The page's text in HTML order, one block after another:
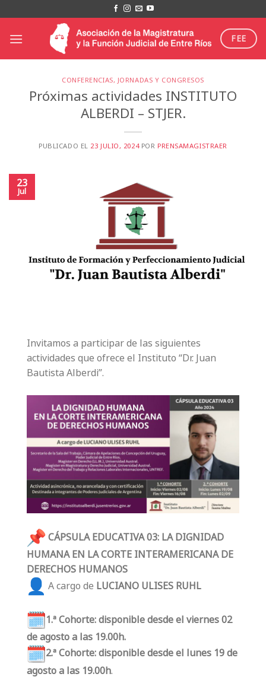
al
contenido
FEE
CONFERENCIAS, JORNADAS Y CONGRESOS
Próximas actividades INSTITUTO
ALBERDI – STJER.
PUBLICADO EL 23 JULIO, 2024POR PRENSAMAGISTRAER
23
Jul
Invitamos a participar de las siguientes
actividades que ofrece el Instituto “Dr. Juan
Bautista Alberdi”.
CÁPSULA EDUCATIVA 03: LA DIGNIDAD
HUMANA EN LA CORTE INTERAMERICANA DE
DERECHOS HUMANOS
A cargo de LUCIANO ULISES RUHL
1.ª Cohorte: disponible desde el viernes 02
de agosto a las 19.00h.
2.ª Cohorte: disponible desde el lunes 19 de
agosto a las 19.00h.